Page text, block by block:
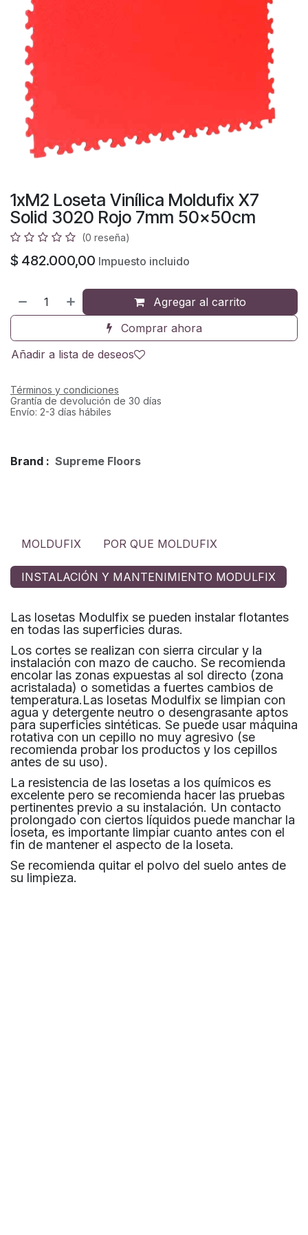
1xM2 Loseta Vinílica Moldufix X7
Solid 3020 Rojo 7mm 50x50cm
(0 reseña)
$ 482.000,00 Impuesto incluido
Agregar al carrito
Comprar ahora
Añadir a lista de deseos
Términos y condiciones
Grantía de devolución de 30 días
Envío: 2-3 días hábiles
Brand : Supreme Floors
MOLDUFIX POR QUE MOLDUFIX
INSTALACIÓN Y MANTENIMIENTO MODULFIX
Las losetas Modulfix se pueden instalar flotantes
en todas las superficies duras.
Los cortes se realizan con sierra circular y la
instalación con mazo de caucho. Se recomienda
encolar las zonas expuestas al sol directo (zona
acristalada) o sometidas a fuertes cambios de
temperatura.Las losetas Modulfix se limpian con
agua y detergente neutro o desengrasante aptos
para superficies sintéticas. Se puede usar máquina
rotativa con un cepillo no muy agresivo (se
recomienda probar los productos y los cepillos
antes de su uso).
La resistencia de las losetas a los químicos es
excelente pero se recomienda hacer las pruebas
pertinentes previo a su instalación. Un contacto
prolongado con ciertos líquidos puede manchar la
loseta, es importante limpiar cuanto antes con el
fin de mantener el aspecto de la loseta.
Se recomienda quitar el polvo del suelo antes de
su limpieza.